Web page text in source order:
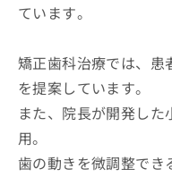
ています。
矯正歯科治療では、患
を提案しています。
また、院長が開発し
用。
歯の動きを微調整でき